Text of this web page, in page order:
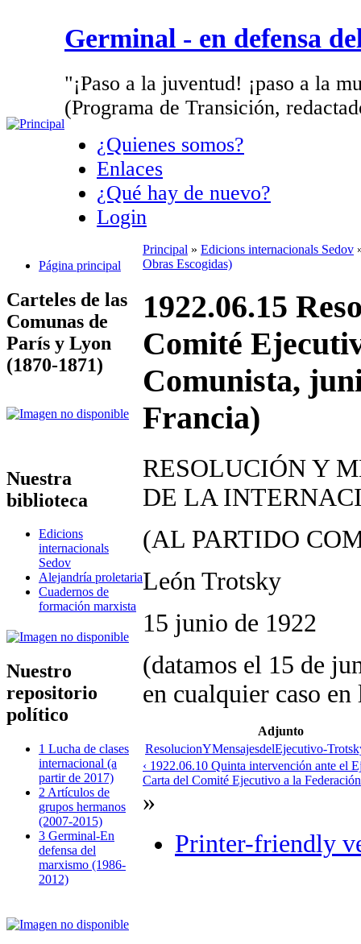
Germinal - en defensa
"¡Paso a la juventud! ¡paso a la
(Programa de Transición,
¿Quienes somos?
Enlaces
¿Qué hay de nuevo?
Login
Página principal
Carteles de las
Comunas de
París y Lyon
(1870-1871)
Nuestra
biblioteca
Edicions
internacionals
Sedov
Alejandría proletaria
Cuadernos de
formación marxista
Nuestro
repositorio
político
1 Lucha de clases
internacional (a
partir de 2017)
2 Artículos de
grupos hermanos
(2007-2015)
3 Germinal-En
defensa del
marxismo (1986-
2012)
Principal » Edicions internacionals Sedov
Obras Escogidas)
1922.06.15
Comité
Comunista,
Francia)
RESOLUCIÓN Y
DE LA
(AL PARTIDO
León Trotsky
15 junio de 1922
(datamos el 15 de
en cualquier caso
Adjunto
ResolucionYMensajesdelEjecutivo-
‹ 1922.06.10 Quinta intervención ante el
Carta del Comité Ejecutivo a la
»
Printer-friendly